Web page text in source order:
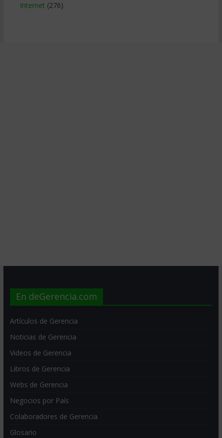
Internet (276)
En deGerencia.com
Artículos de Gerencia
Noticias de Gerencia
Videos de Gerencia
Libros de Gerencia
Webs de Gerencia
Negocios por País
Colaboradores de Gerencia
Glosario